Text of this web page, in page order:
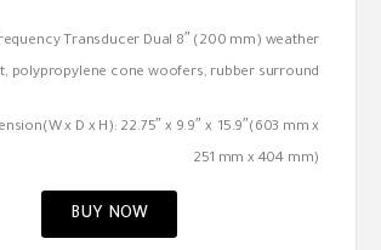
Transducer Dual 8″ (200 mm) weather
polypropylene cone woofers, rubber surround
x D x H): 22.75″ x 9.9″ x 15.9″(603 mm x
251 mm x 404 mm)
BUY NOW